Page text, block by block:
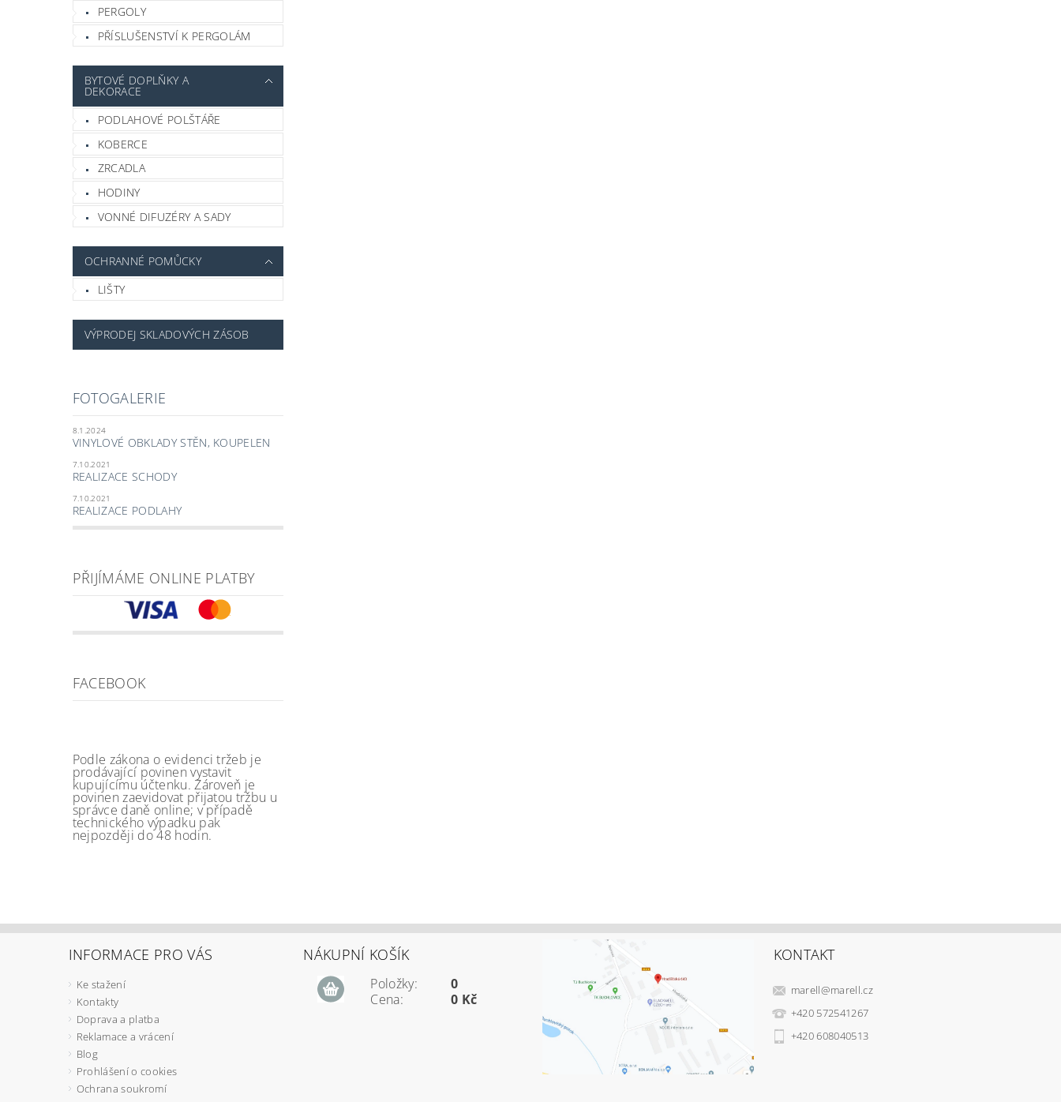
PERGOLY
PŘÍSLUŠENSTVÍ K PERGOLÁM
BYTOVÉ DOPLŇKY A
DEKORACE
PODLAHOVÉ POLŠTÁŘE
KOBERCE
ZRCADLA
HODINY
VONNÉ DIFUZÉRY A SADY
OCHRANNÉ POMŮCKY
LIŠTY
VÝPRODEJ SKLADOVÝCH ZÁSOB
FOTOGALERIE
8.1.2024
VINYLOVÉ OBKLADY STĚN, KOUPELEN
7.10.2021
REALIZACE SCHODY
7.10.2021
REALIZACE PODLAHY
PŘIJÍMÁME ONLINE PLATBY
FACEBOOK
Podle zákona o evidenci tržeb je
prodávající povinen vystavit
kupujícímu účtenku. Zároveň je
povinen zaevidovat přijatou tržbu u
správce daně online; v případě
technického výpadku pak
nejpozději do 48 hodin.
INFORMACE PRO VÁS
Ke stažení
Kontakty
Doprava a platba
Reklamace a vrácení
Blog
Prohlášení o cookies
Ochrana soukromí
NÁKUPNÍ KOŠÍK
Položky:
Cena:
0
0 Kč
KONTAKT
marell@marell.cz
+420 572541267
+420 608040513